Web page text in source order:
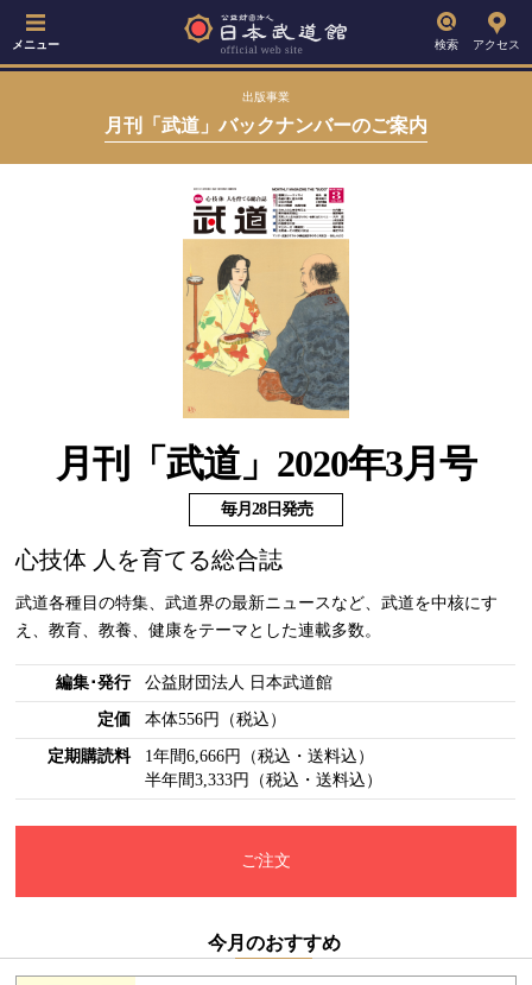
メニュー 検索 アクセス
出版事業
月刊「武道」バックナンバーのご案内
月刊「武道」2020年3月号
毎月28日発売
心技体 人を育てる総合誌
武道各種目の特集、武道界の最新ニュースなど、武道を中核にす
え、教育、教養、健康をテーマとした連載多数。
編集･発行 公益財団法人 日本武道館
定価 本体556円（税込）
定期購読料
1年間6,666円（税込・送料込）
半年間3,333円（税込・送料込）
ご注文
今月のおすすめ